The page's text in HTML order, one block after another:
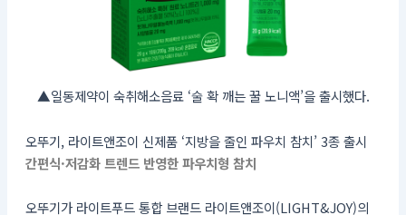
▲일동제약이 숙취해소음료 ‘술 확 깨는 꿀 노니액’을 출시했다.
오뚜기, 라이트앤조이 신제품 ‘지방을 줄인 파우치 참치’ 3종 출시
간편식·저감화 트렌드 반영한 파우치형 참치
오뚜기가 라이트푸드 통합 브랜드 라이트앤조이(LIGHT&JOY)의